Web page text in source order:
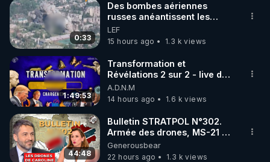
▶ 30 jours gratuit sur l’application de méditation et
de bien-être ENVOL :
Rendez-vous sur https://www.envol.app/code
le code : REGENERE
0:33
Des bombes aériennes
russes anéantissent les
centres de contrôle de
drones de 3 brigades
ukrainienne
LEF
15 hours ago
1.3 k views
1:49:53
Transformation et
Révélations 2 sur 2 - live du
07/08/26
A.D.N.M
14 hours ago
1.6 k views
44:48
Bulletin STRATPOL N°302.
Armée des drones, MS-21 en
série, missiles coréens.
07.08.2026.
Generousbear
22 hours ago
1.3 k views